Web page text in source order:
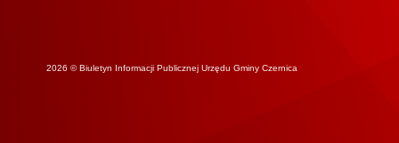
2026 © Biuletyn Informacji Publicznej Urzędu Gminy Czernica